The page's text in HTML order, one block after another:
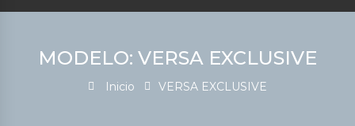
MODELO: VERSA EXCLUSIVE
Inicio VERSA EXCLUSIVE